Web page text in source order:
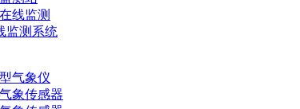
线监测
监测系统
气象仪
象传感器